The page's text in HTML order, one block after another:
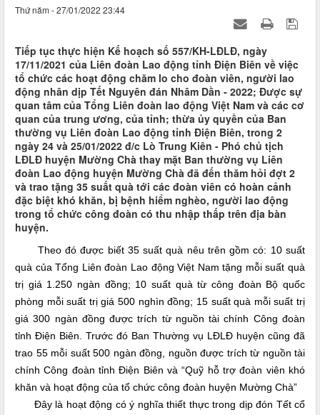
Thứ năm - 27/01/2022 23:44
Tiếp tục thực hiện Kế hoạch số 557/KH-LĐLĐ, ngày
17/11/2021 của Liên đoàn Lao động tỉnh Điện Biên về việc
tổ chức các hoạt động chăm lo cho đoàn viên, người lao
động nhân dịp Tết Nguyên đán Nhâm Dần - 2022; Được sự
quan tâm của Tổng Liên đoàn lao động Việt Nam và các cơ
quan của trung ương, của tỉnh; thừa ủy quyền của Ban
thường vụ Liên đoàn Lao động tỉnh Điện Biên, trong 2
ngày 24 và 25/01/2022 đ/c Lò Trung Kiên - Phó chủ tịch
LĐLĐ huyện Mường Chà thay mặt Ban thường vụ Liên
đoàn Lao động huyện Mường Chà đã đến thăm hỏi đợt 2
và trao tặng 35 suất quà tới các đoàn viên có hoàn cảnh
đặc biệt khó khăn, bị bệnh hiểm nghèo, người lao động
trong tổ chức công đoàn có thu nhập thấp trên địa bàn
huyện.
Theo đó được biết 35 suất quà nêu trên gồm có: 10 suất
quà của Tổng Liên đoàn Lao động Việt Nam tặng mỗi suất quà
trị giá 1.250 ngàn đồng; 10 suất quà từ công đoàn Bộ quốc
phòng mỗi suất trị giá 500 nghìn đồng; 15 suất quà mỗi suất trị
giá 300 ngàn đồng được trích từ nguồn tài chính Công đoàn
tỉnh Điện Biên. Trước đó Ban Thường vụ LĐLĐ huyện cũng đã
trao 55 mỗi suất 500 ngàn đồng, nguồn được trích từ nguồn tài
chính Công đoàn tỉnh Điện Biên và “Quỹ hỗ trợ đoàn viên khó
khăn và hoạt động của tổ chức công đoàn huyện Mường Chà”
Đây là hoạt động có ý nghĩa thiết thực trong dịp đón Tết cổ